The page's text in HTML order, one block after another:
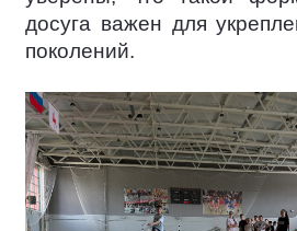
досуга важен для
поколений.